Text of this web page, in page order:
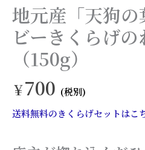
地元産「天狗
ビーきくらげ
（150g）
¥700 (税別)
送料無料のきくらげセットはこ
個